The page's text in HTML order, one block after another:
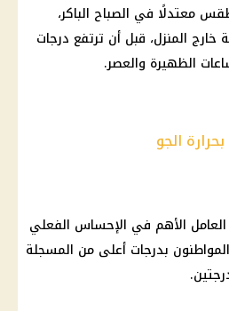
معتدلًا في الصباح الباكر،
المنزل، قبل أن ترتفع درجات
الظهيرة والعصر.
الجو
الأهم في الإحساس الفعلي
بدرجات أعلى من المسجلة